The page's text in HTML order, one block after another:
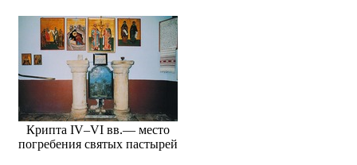
Крипта IV–VI вв.— место
погребения святых пастырей